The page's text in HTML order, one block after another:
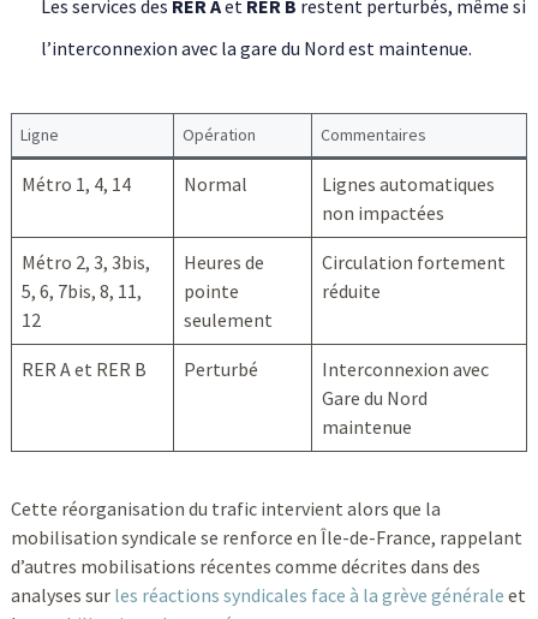
Les services des RER Aet RER B restent perturbés, même si
l’interconnexion avec la gare du Nord est maintenue.
Ligne Opération Commentaires
Métro 1, 4, 14 Normal
Lignes automatiques
non impactées
Métro 2, 3, 3bis,
5, 6, 7bis, 8, 11,
12
Heures de
pointe
seulement
Circulation fortement
réduite
RER A et RER B Perturbé
Interconnexion avec
Gare du Nord
maintenue
Cette réorganisation du trafic intervient alors que la
mobilisation syndicale se renforce en Île-de-France, rappelant
d’autres mobilisations récentes comme décrites dans des
analyses sur les réactions syndicales face à la grève générale et